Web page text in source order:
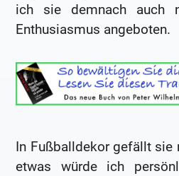
ich sie demnach auch
Enthusiasmus angeboten.
In Fußballdekor gefällt sie
etwas würde ich